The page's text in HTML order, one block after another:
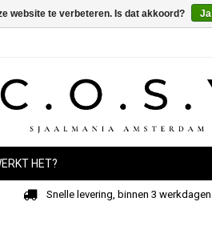
HET?
Snelle levering, binnen 3 werkdagen
website te verbeteren. Is dat akkoord? Ja